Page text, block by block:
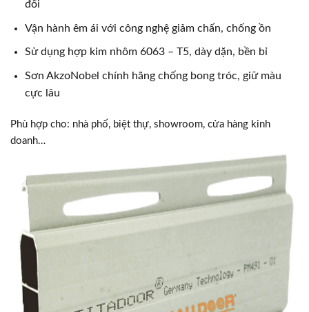
đối
Vận hành êm ái với công nghệ giảm chấn, chống ồn
Sử dụng hợp kim nhôm 6063 – T5, dày dặn, bền bỉ
Sơn AkzoNobel chính hãng chống bong tróc, giữ màu
cực lâu
Phù hợp cho: nhà phố, biệt thự, showroom, cửa hàng kinh
doanh…